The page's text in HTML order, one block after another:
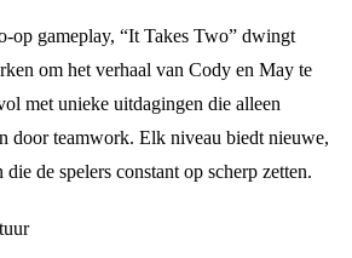
op gameplay, “It Takes Two” dwingt
om het verhaal van Cody en May te
met unieke uitdagingen die alleen
door teamwork. Elk niveau biedt nieuwe,
de spelers constant op scherp zetten.